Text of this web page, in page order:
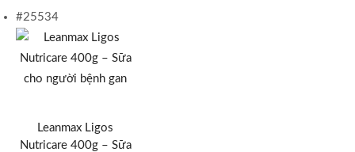
#25534
Leanmax Ligos
Nutricare 400g – Sữa